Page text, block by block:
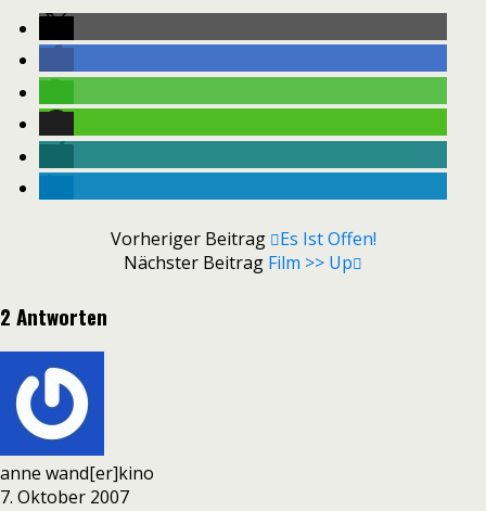
Vorheriger Beitrag
Es Ist Offen!
Nächster Beitrag Film >> Up
2 Antworten
anne wand[er]kino
7. Oktober 2007